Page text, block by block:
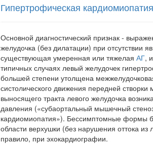
Гипертрофическая кардиомиопатия
Основной диагностический признак -
желудочка (без дилатации) при отсутствии
существующая умеренная или тяжелая АГ,
типичных случаях левый желудочек
большей степени утолщена
систолического движения передней створки
выносящего тракта левого желу­дочка
давления («субаорталь­ный мышечный
кардиомиопатия»). Бессимп­томные
области верхушки (без нарушения оттока из
правило, при эхокардиографии.